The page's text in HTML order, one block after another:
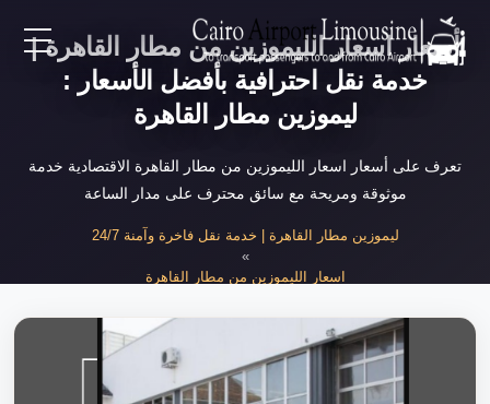
EN
خدمات المطار
نحن
أسعار اسعار الليموزين من مطار القاهرة |
خدمة نقل احترافية بأفضل الأسعار :
ليموزين مطار القاهرة
تعرف على أسعار اسعار الليموزين من مطار القاهرة الاقتصادية خدمة
موثوقة ومريحة مع سائق محترف على مدار الساعة
ليموزين مطار القاهرة | خدمة نقل فاخرة وآمنة 24/7
اسعار الليموزين من مطار القاهرة
أسعار اسعار الليموزين من مطار القاهرة 20...